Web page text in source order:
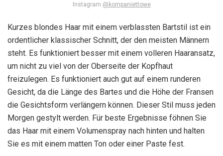
Instagram @kompaniettowe
Kurzes blondes Haar mit einem verblassten Bartstil ist ein
ordentlicher klassischer Schnitt, der den meisten Männern
steht. Es funktioniert besser mit einem volleren Haaransatz,
um nicht zu viel von der Oberseite der Kopfhaut
freizulegen. Es funktioniert auch gut auf einem runderen
Gesicht, da die Länge des Bartes und die Höhe der Fransen
die Gesichtsform verlängern können. Dieser Stil muss jeden
Morgen gestylt werden. Für beste Ergebnisse föhnen Sie
das Haar mit einem Volumenspray nach hinten und halten
Sie es mit einem matten Ton oder einer Paste fest.